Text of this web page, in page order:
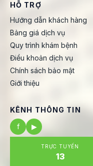
HỖ TRỢ
Hướng dẫn khách hàng
Bảng giá dịch vụ
Quy trình khám bệnh
Điều khoản dịch vụ
Chính sách bảo mật
Giới thiệu
KÊNH THÔNG TIN
f
▶
TRỰC TUYẾN
13